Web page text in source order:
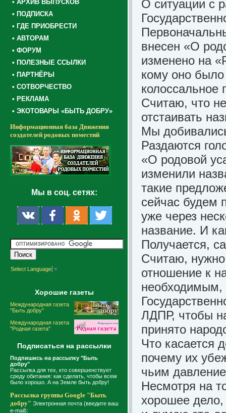
• АРХИВ ВЫПУСКОВ
• ПОДПИСКА
• ГДЕ ПРИОБРЕСТИ
• АВТОРАМ
• ФОРУМ
• ПОЛЕЗНЫЕ ССЫЛКИ
• ПАРТНЁРЫ
• СОТВОРЧЕСТВО
• РЕКЛАМА
• ЭКОТОВАРЫ «БЫТЬ ДОБРУ»
Информационная база Движения
создателей родовых поместий
Мы в соц. сетях:
Select Language ▼
Хорошие газеты
Международная газета
"Быть добру"
Международная газета
"Родная газета"
Подписаться на рассылки
Подпишись на рассылку "Быть
добру"
Рассылка для тех, кто совершенствует
среду обитания: как сделать, чтобы всем
было хорошо. А на Земле быть добру!
Рассылка группы Google "Быть
добру" Электронная почта (введите ваш
e-mail):
О ситуации с
внесен «О
изменено на
кому оно было
колоссальное
Считаю, что
отстаивать
Мы
Раздаются
«О родовой
изменили
такие
сейчас будем
уже через
название. И
Получается,
Считаю,
отношение к
необходимым,
ЛДПР, чтобы
принято
Что касается
почему их
чьим
Несмотря на
хорошее